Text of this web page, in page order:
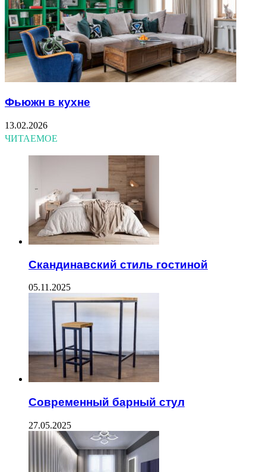
Фьюжн в кухне
13.02.2026
ЧИТАЕМОЕ
Скандинавский стиль гостиной
05.11.2025
Современный барный стул
27.05.2025